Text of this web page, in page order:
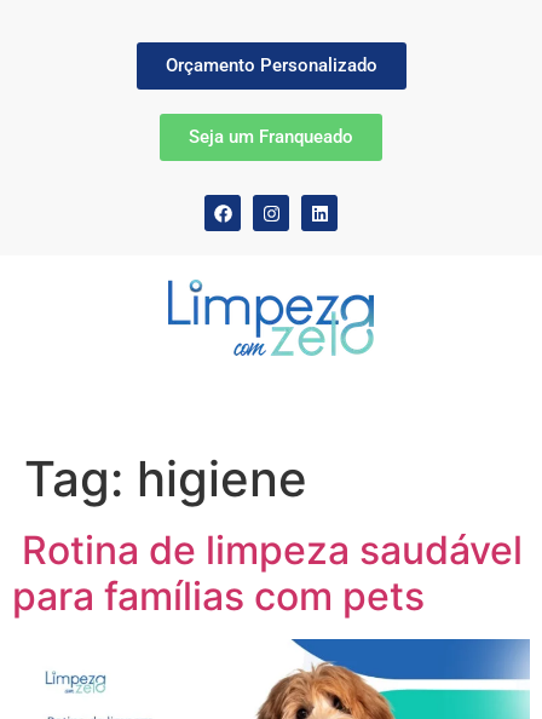
Orçamento Personalizado
Seja um Franqueado
Tag: higiene
Rotina de limpeza saudável
para famílias com pets